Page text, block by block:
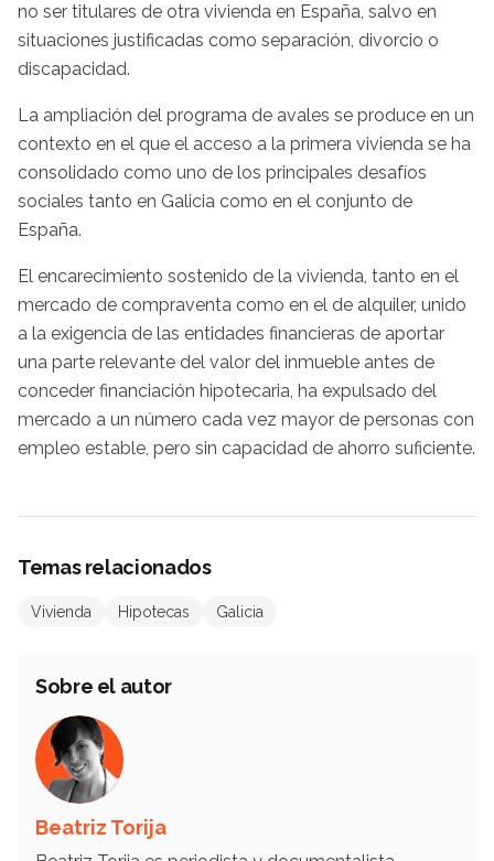
no ser titulares de otra vivienda en España, salvo en
situaciones justificadas como separación, divorcio o
discapacidad.
La ampliación del programa de avales se produce en un
contexto en el que el acceso a la primera vivienda se ha
consolidado como uno de los principales desafíos
sociales tanto en Galicia como en el conjunto de
España.
El encarecimiento sostenido de la vivienda, tanto en el
mercado de compraventa como en el de alquiler, unido
a la exigencia de las entidades financieras de aportar
una parte relevante del valor del inmueble antes de
conceder financiación hipotecaria, ha expulsado del
mercado a un número cada vez mayor de personas con
empleo estable, pero sin capacidad de ahorro suficiente.
Temas relacionados
Vivienda Hipotecas Galicia
Sobre el autor
Beatriz Torija